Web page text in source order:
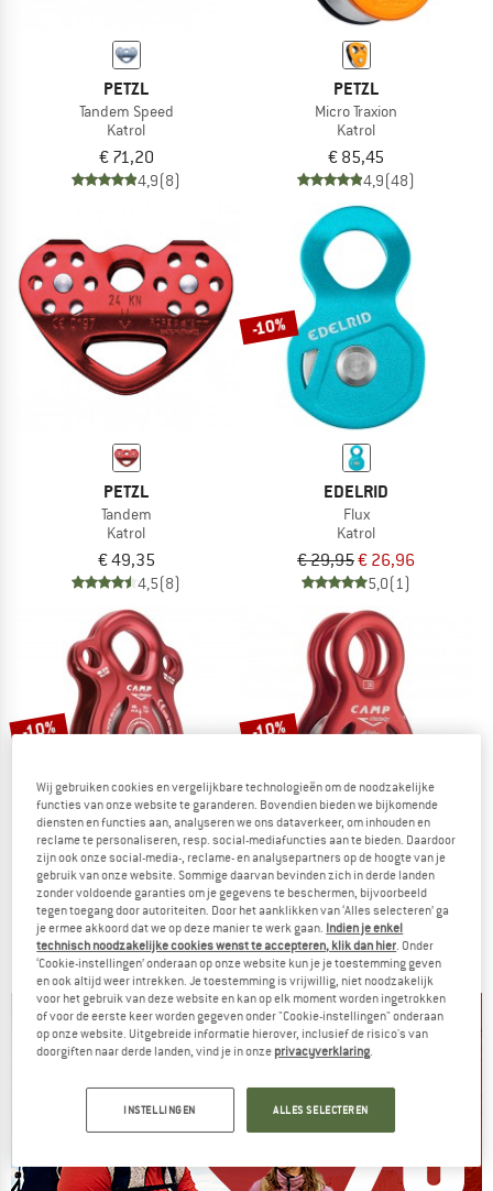
PETZL
Tandem Speed
Katrol
€ 71,20
4,9(8)
PETZL
Micro Traxion
Katrol
€ 85,45
4,9(48)
PETZL
Tandem
Katrol
€ 49,35
4,5(8)
-10%
EDELRID
Flux
Katrol
€ 29,95€ 26,96
5,0(1)
-10%
C.A.M.P.
Naiad
Katrol
€ 63,95€ 57,56
5,0(1)
-10%
C.A.M.P.
Sphinx
Katrol
€ 30,95€ 27,86
5,0(1)
Wij gebruiken cookies en vergelijkbare technologieën om de noodzakelijke
functies van onze website te garanderen. Bovendien bieden we bijkomende
diensten en functies aan, analyseren we ons dataverkeer, om inhouden en
reclame te personaliseren, resp. social-mediafuncties aan te bieden. Daardoor
zijn ook onze social-media-, reclame- en analysepartners op de hoogte van je
gebruik van onze website. Sommige daarvan bevinden zich in derde landen
zonder voldoende garanties om je gegevens te beschermen, bijvoorbeeld
tegen toegang door autoriteiten. Door het aanklikken van ‘Alles selecteren’ ga
je ermee akkoord dat we op deze manier te werk gaan. Indien je enkel
technisch noodzakelijke cookies wenst te accepteren, klik dan hier. Onder
‘Cookie-instellingen’ onderaan op onze website kun je je toestemming geven
en ook altijd weer intrekken. Je toestemming is vrijwillig, niet noodzakelijk
voor het gebruik van deze website en kan op elk moment worden ingetrokken
of voor de eerste keer worden gegeven onder "Cookie-instellingen" onderaan
op onze website. Uitgebreide informatie hierover, inclusief de risico's van
doorgiften naar derde landen, vind je in onze privacyverklaring.
INSTELLINGEN ALLES SELECTEREN